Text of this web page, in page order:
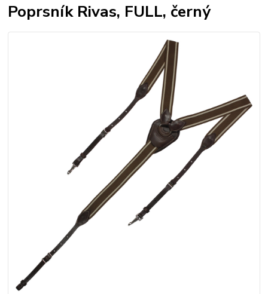
Poprsník Rivas, FULL, černý